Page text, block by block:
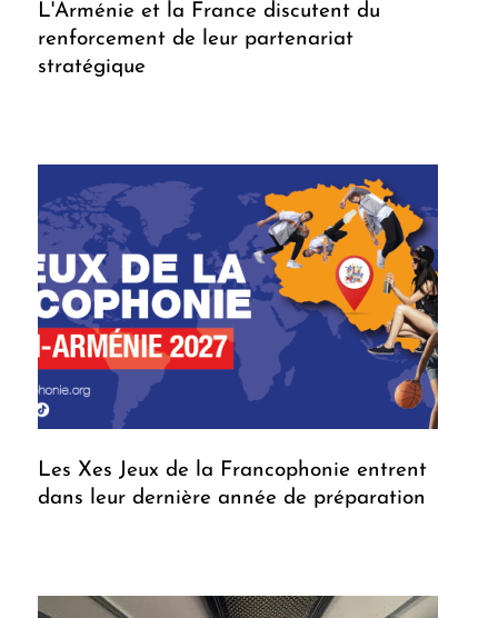
L'Arménie et la France discutent du
renforcement de leur partenariat
stratégique
Les Xes Jeux de la Francophonie entrent
dans leur dernière année de préparation